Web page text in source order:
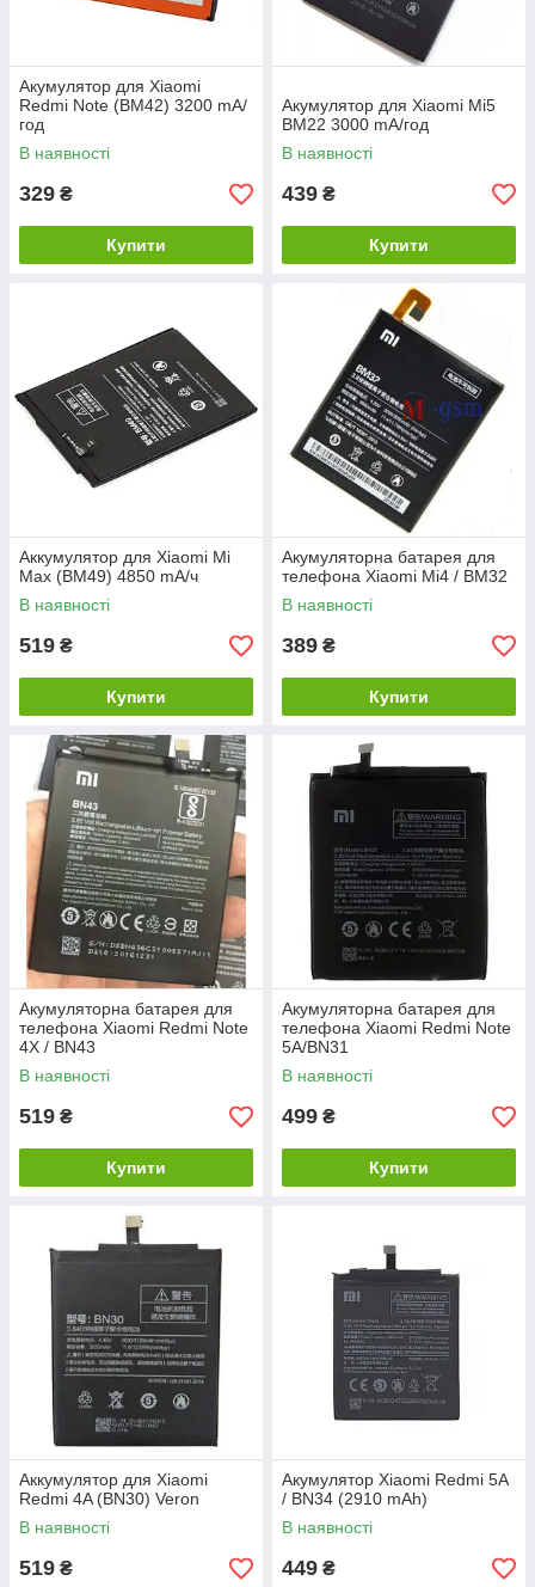
Акумулятор для Xiaomi
Redmi Note (BM42) 3200 mA/
год
В наявності
329 ₴
Купити
Акумулятор для Xiaomi Mi5
BM22 3000 mA/год
В наявності
439 ₴
Купити
Аккумулятор для Xiaomi Mi
Max (BM49) 4850 mA/ч
В наявності
519 ₴
Купити
Акумуляторна батарея для
телефона Xiaomi Mi4 / BM32
В наявності
389 ₴
Купити
Акумуляторна батарея для
телефона Xiaomi Redmi Note
4X / BN43
В наявності
519 ₴
Купити
Акумуляторна батарея для
телефона Xiaomi Redmi Note
5A/BN31
В наявності
499 ₴
Купити
Аккумулятор для Xiaomi
Redmi 4A (BN30) Veron
В наявності
519 ₴
Акумулятор Xiaomi Redmi 5A
/ BN34 (2910 mAh)
В наявності
449 ₴